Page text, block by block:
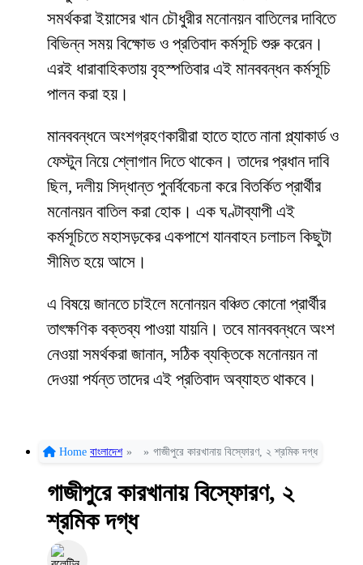
সমর্থকরা ইয়াসের খান চৌধুরীর মনোনয়ন বাতিলের দাবিতে
বিভিন্ন সময় বিক্ষোভ ও প্রতিবাদ কর্মসূচি শুরু করেন।
এরই ধারাবাহিকতায় বৃহস্পতিবার এই মানববন্ধন কর্মসূচি
পালন করা হয়।
মানববন্ধনে অংশগ্রহণকারীরা হাতে হাতে নানা প্ল্যাকার্ড ও
ফেস্টুন নিয়ে শ্লোগান দিতে থাকেন। তাদের প্রধান দাবি
ছিল, দলীয় সিদ্ধান্ত পুনর্বিবেচনা করে বিতর্কিত প্রার্থীর
মনোনয়ন বাতিল করা হোক। এক ঘণ্টাব্যাপী এই
কর্মসূচিতে মহাসড়কের একপাশে যানবাহন চলাচল কিছুটা
সীমিত হয়ে আসে।
এ বিষয়ে জানতে চাইলে মনোনয়ন বঞ্চিত কোনো প্রার্থীর
তাৎক্ষণিক বক্তব্য পাওয়া যায়নি। তবে মানববন্ধনে অংশ
নেওয়া সমর্থকরা জানান, সঠিক ব্যক্তিকে মনোনয়ন না
দেওয়া পর্যন্ত তাদের এই প্রতিবাদ অব্যাহত থাকবে।
Home বাংলাদেশ » » গাজীপুরে কারখানায় বিস্ফোরণ, ২ শ্রমিক দগ্ধ
গাজীপুরে কারখানায় বিস্ফোরণ, ২
শ্রমিক দগ্ধ